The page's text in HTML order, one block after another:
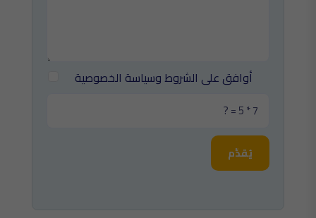
أوافق على الشروط وسياسة الخصوصية
يُقدِّم